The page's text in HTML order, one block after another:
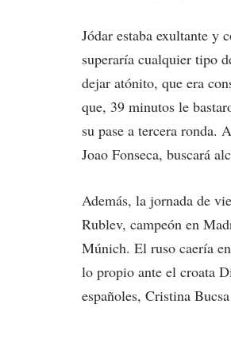
Jódar estaba exultante y
superaría cualquier tipo
dejar atónito, que era
que, 39 minutos le
su pase a tercera ronda.
Joao Fonseca, buscará
Además, la jornada de
Rublev, campeón en
Múnich. El ruso caería
lo propio ante el croata
españoles, Cristina